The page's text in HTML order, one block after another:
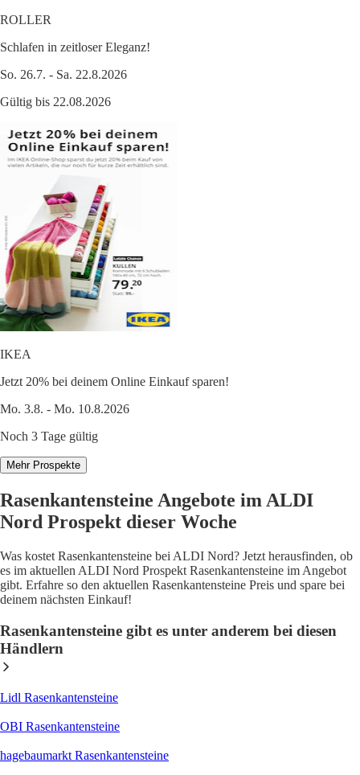
ROLLER
Schlafen in zeitloser Eleganz!
So. 26.7. - Sa. 22.8.2026
Gültig bis 22.08.2026
IKEA
Jetzt 20% bei deinem Online Einkauf sparen!
Mo. 3.8. - Mo. 10.8.2026
Noch 3 Tage gültig
Mehr Prospekte
Rasenkantensteine Angebote im ALDI
Nord Prospekt dieser Woche
Was kostet Rasenkantensteine bei ALDI Nord? Jetzt herausfinden, ob
es im aktuellen ALDI Nord Prospekt Rasenkantensteine im Angebot
gibt. Erfahre so den aktuellen Rasenkantensteine Preis und spare bei
deinem nächsten Einkauf!
Rasenkantensteine gibt es unter anderem bei diesen
Händlern
Lidl Rasenkantensteine
OBI Rasenkantensteine
hagebaumarkt Rasenkantensteine